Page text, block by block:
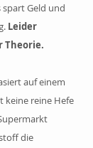
spart Geld und
Leider
Theorie.
auf einem
keine reine Hefe
die